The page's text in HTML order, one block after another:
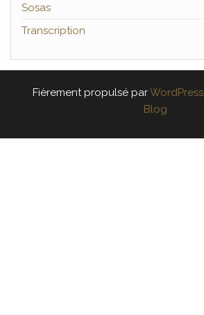
Sosas
Transcription
Fièrement propulsé parWordPress
Blog